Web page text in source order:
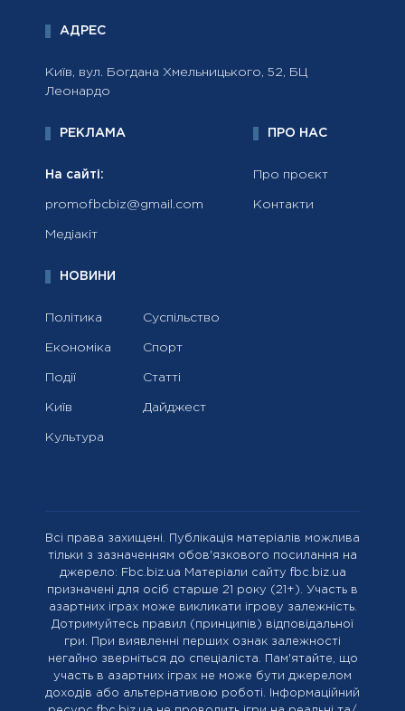
АДРЕС
Київ, вул. Богдана Хмельницького, 52, БЦ
Леонардо
РЕКЛАМА
На сайті:
promofbcbiz@gmail.com
Медіакіт
ПРО НАС
Про проєкт
Контакти
НОВИНИ
Політика
Економіка
Події
Київ
Культура
Суспільство
Спорт
Статті
Дайджест
Всі права захищені. Публікація матеріалів можлива
тільки з зазначенням обов'язкового посилання на
джерело: Fbc.biz.ua Матеріали сайту fbc.biz.ua
призначені для осіб старше 21 року (21+). Участь в
азартних іграх може викликати ігрову залежність.
Дотримуйтесь правил (принципів) відповідальної
гри. При виявленні перших ознак залежності
негайно зверніться до спеціаліста. Пам'ятайте, що
участь в азартних іграх не може бути джерелом
доходів або альтернативою роботі. Інформаційний